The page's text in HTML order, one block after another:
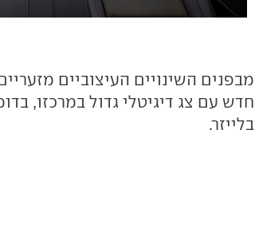
מבפנים השינויים העיצוביים
חדש עם צג דיגיטלי גדול במרכזו,
בלייזר.